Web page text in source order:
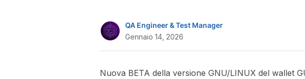
QA Engineer & Test Manager
Gennaio 14, 2026
Nuova BETA della versione GNU/LINUX del wallet